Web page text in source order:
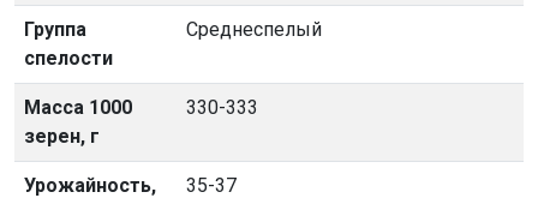
Группа
спелости
Среднеспелый
Масса 1000
зерен, г
330-333
Урожайность,
35-37